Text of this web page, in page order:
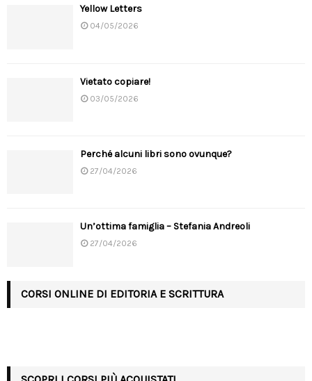
Yellow Letters
04/05/2026
Vietato copiare!
03/05/2026
Perché alcuni libri sono ovunque?
27/04/2026
Un’ottima famiglia – Stefania Andreoli
27/04/2026
CORSI ONLINE DI EDITORIA E SCRITTURA